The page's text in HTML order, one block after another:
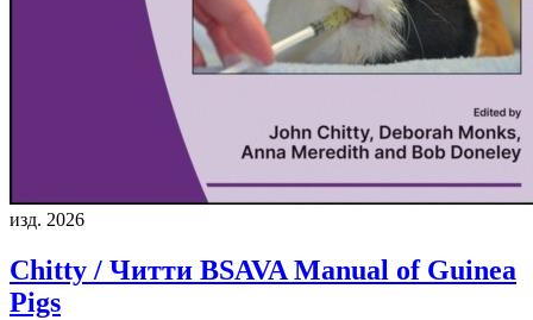
изд. 2026
Chitty / Читти BSAVA Manual of Guinea
Pigs